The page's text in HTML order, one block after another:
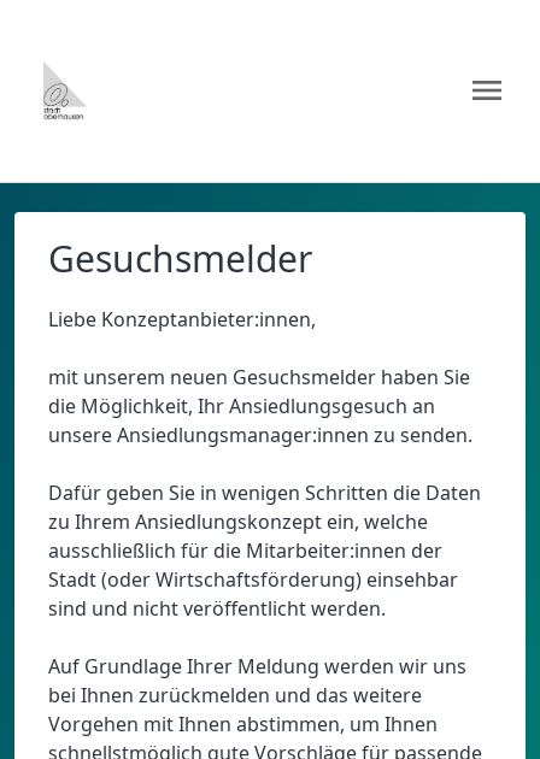
menu
Gesuchsmelder
Liebe Konzeptanbieter:innen,
mit unserem neuen Gesuchsmelder haben Sie
die Möglichkeit, Ihr Ansiedlungsgesuch an
unsere Ansiedlungsmanager:innen zu senden.
Dafür geben Sie in wenigen Schritten die Daten
zu Ihrem Ansiedlungskonzept ein, welche
ausschließlich für die Mitarbeiter:innen der
Stadt (oder Wirtschaftsförderung) einsehbar
sind und nicht veröffentlicht werden.
Auf Grundlage Ihrer Meldung werden wir uns
bei Ihnen zurückmelden und das weitere
Vorgehen mit Ihnen abstimmen, um Ihnen
schnellstmöglich gute Vorschläge für passende